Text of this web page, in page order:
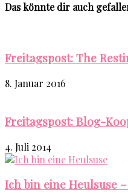
Das könnte dir auch
Freitagspost: The
8. Januar 2016
Freitagspost: Blog-
4. Juli 2014
Ich bin eine Heulsuse